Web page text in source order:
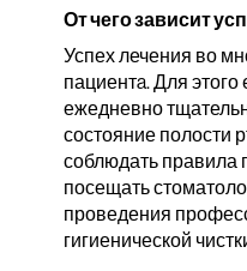
От чего зависит
Успех лечения во
пациентa. Для
ежедневно
состояние полости
соблюдать правила
посещать
проведения
гигиенической